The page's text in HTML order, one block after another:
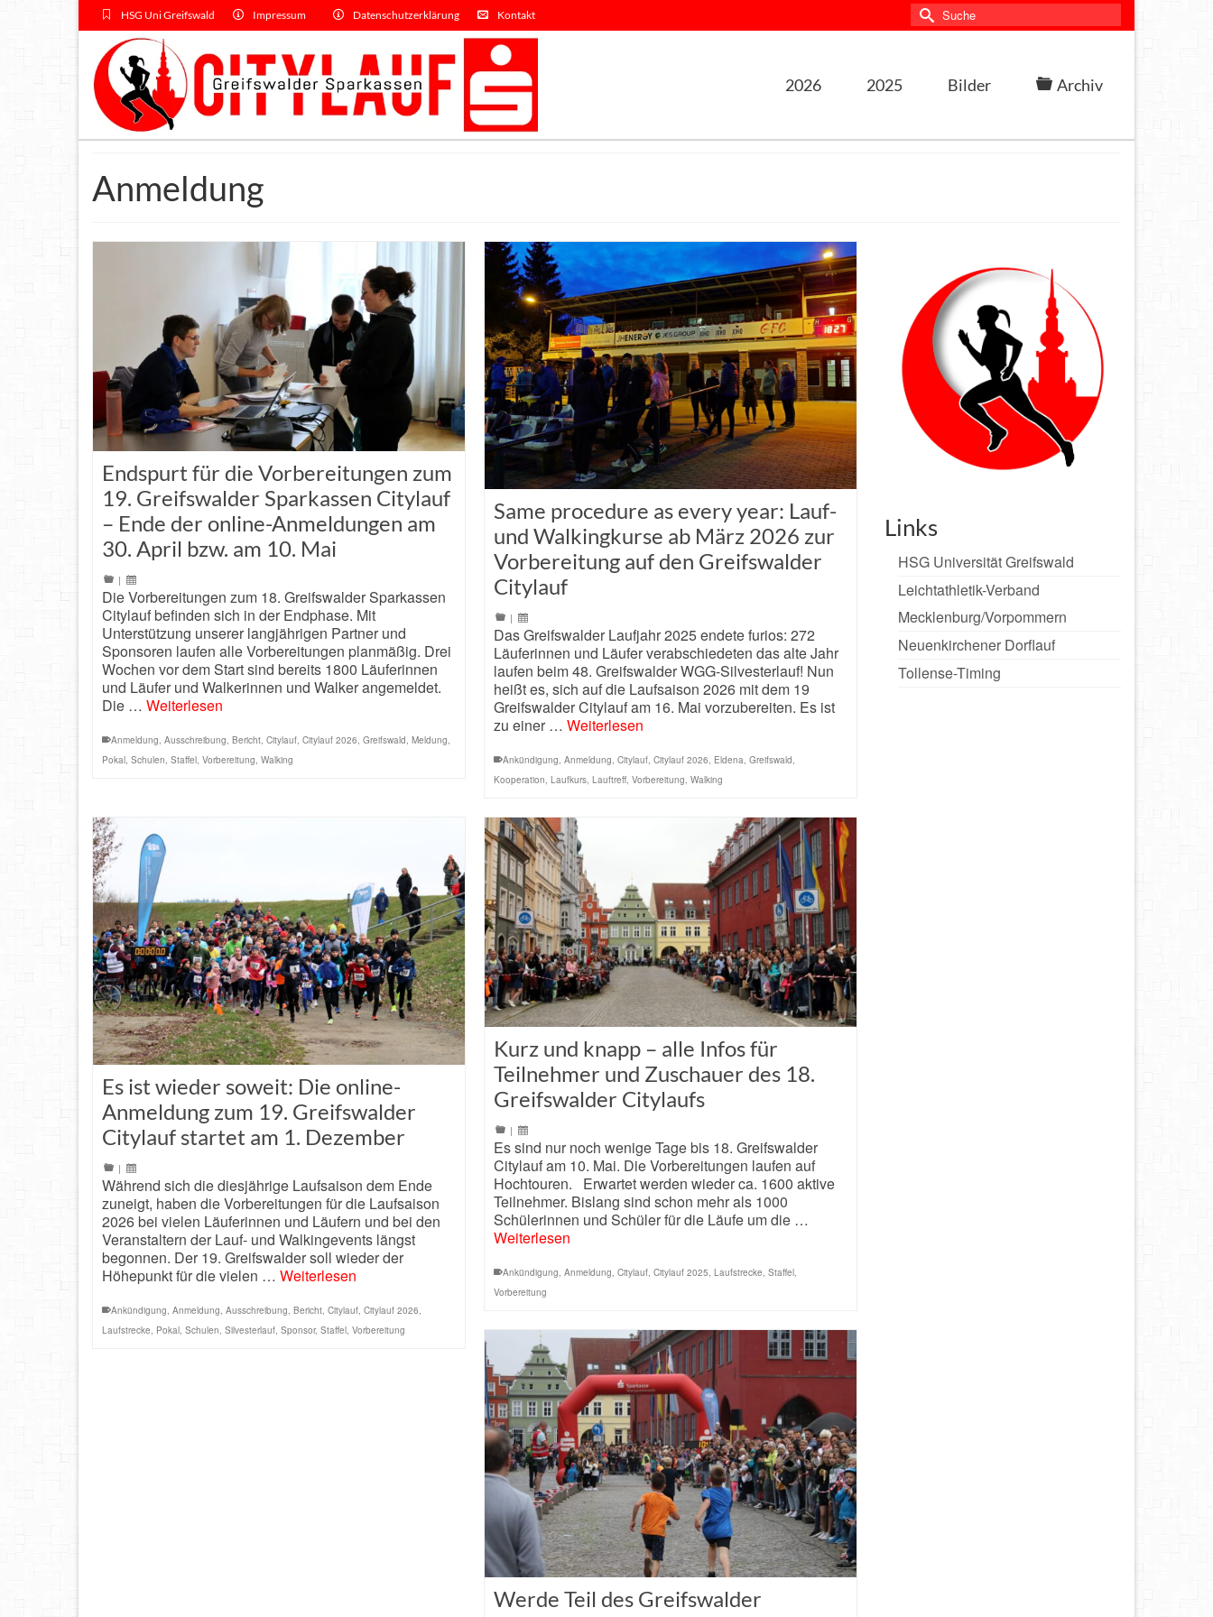
HSG Uni Greifswald Impressum Datenschutzerklärung Kontakt
Suche
nach:
2026 2025 Bilder Archiv
Anmeldung
Endspurt für die Vorbereitungen zum
19. Greifswalder Sparkassen Citylauf
– Ende der online-Anmeldungen am
30. April bzw. am 10. Mai
|
Die Vorbereitungen zum 18. Greifswalder Sparkassen
Citylauf befinden sich in der Endphase. Mit
Unterstützung unserer langjährigen Partner und
Sponsoren laufen alle Vorbereitungen planmäßig. Drei
Wochen vor dem Start sind bereits 1800 Läuferinnen
und Läufer und Walkerinnen und Walker angemeldet.
Die … Weiterlesen
Anmeldung Ausschreibung Bericht Citylauf Citylauf 2026 Greifswald Meldung
Pokal Schulen Staffel Vorbereitung Walking
Same procedure as every year: Lauf-
und Walkingkurse ab März 2026 zur
Vorbereitung auf den Greifswalder
Citylauf
|
Das Greifswalder Laufjahr 2025 endete furios: 272
Läuferinnen und Läufer verabschiedeten das alte Jahr
laufen beim 48. Greifswalder WGG-Silvesterlauf! Nun
heißt es, sich auf die Laufsaison 2026 mit dem 19
Greifswalder Citylauf am 16. Mai vorzubereiten. Es ist
zu einer … Weiterlesen
Ankündigung, Anmeldung, Citylauf, Citylauf 2026, Eldena, Greifswald,
Kooperation, Laufkurs, Lauftreff, Vorbereitung, Walking
Es ist wieder soweit: Die online-
Anmeldung zum 19. Greifswalder
Citylauf startet am 1. Dezember
|
Während sich die diesjährige Laufsaison dem Ende
zuneigt, haben die Vorbereitungen für die Laufsaison
2026 bei vielen Läuferinnen und Läufern und bei den
Veranstaltern der Lauf- und Walkingevents längst
begonnen. Der 19. Greifswalder soll wieder der
Höhepunkt für die vielen … Weiterlesen
Ankündigung, Anmeldung, Ausschreibung, Bericht, Citylauf, Citylauf 2026,
Laufstrecke, Pokal, Schulen, Silvesterlauf, Sponsor, Staffel, Vorbereitung
Kurz und knapp – alle Infos für
Teilnehmer und Zuschauer des 18.
Greifswalder Citylaufs
|
Es sind nur noch wenige Tage bis 18. Greifswalder
Citylauf am 10. Mai. Die Vorbereitungen laufen auf
Hochtouren. Erwartet werden wieder ca. 1600 aktive
Teilnehmer. Bislang sind schon mehr als 1000
Schülerinnen und Schüler für die Läufe um die …
Weiterlesen
Ankündigung Anmeldung Citylauf, Citylauf 2025 Laufstrecke Staffel,
Vorbereitung
Werde Teil des Greifswalder
Links
HSG Universität Greifswald
Leichtathletik-Verband
Mecklenburg/Vorpommern
Neuenkirchener Dorflauf
Tollense-Timing